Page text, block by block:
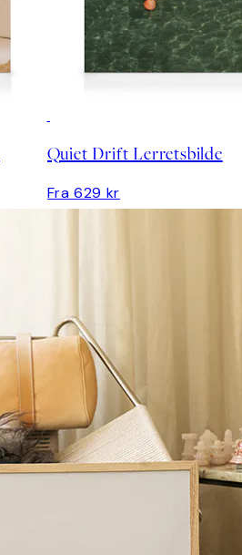
Quiet Drift Lerretsbilde
Fra 629 kr